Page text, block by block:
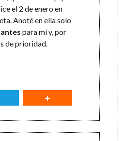
el 2 de enero en
Anoté en ella solo
para mí y, por
de prioridad.